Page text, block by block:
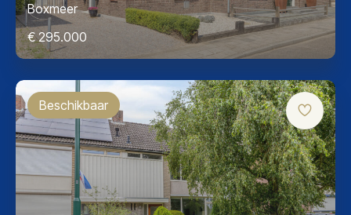
Boxmeer
€ 295.000
Beschikbaar